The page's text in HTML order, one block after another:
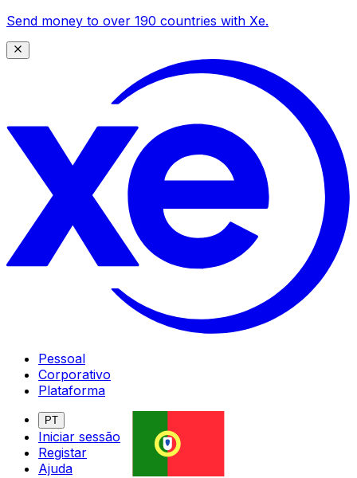
Send money to over 190 countries with Xe.
Pessoal
Corporativo
Plataforma
PT
Iniciar sessão
Registar
Ajuda